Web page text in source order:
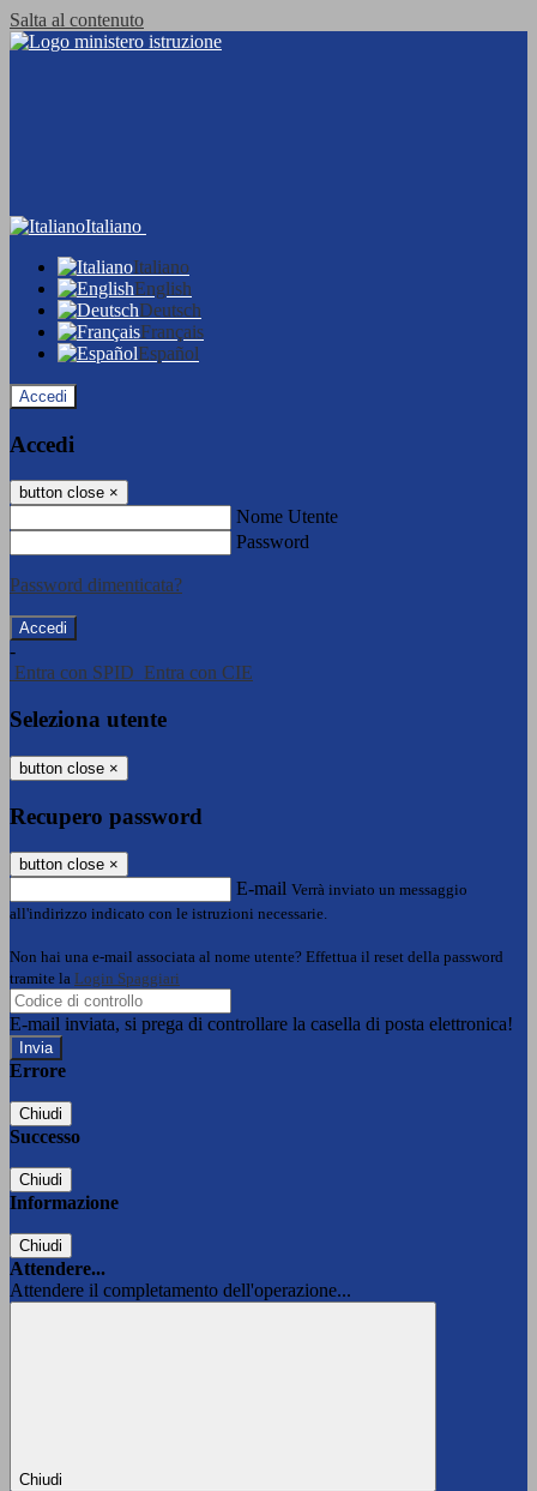
Salta al contenuto
Italiano
Italiano
English
Deutsch
Français
Español
Accedi
Accedi
button close ×
Nome Utente
Password
Password dimenticata?
-
Entra con SPID Entra con CIE
Seleziona utente
button close ×
Recupero password
button close ×
E-mail Verrà inviato un messaggio
all'indirizzo indicato con le istruzioni necessarie.
Non hai una e-mail associata al nome utente? Effettua il reset della password
tramite la Login Spaggiari
E-mail inviata, si prega di controllare la casella di posta elettronica!
Errore
Chiudi
Successo
Chiudi
Informazione
Chiudi
Attendere...
Attendere il completamento dell'operazione...
Chiudi